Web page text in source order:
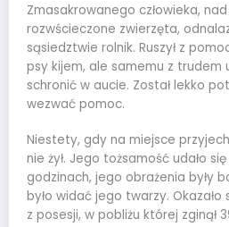
Zmasakrowanego człowieka,
rozwścieczone zwierzęta,
sąsiedztwie rolnik. Ruszył z
psy kijem, ale samemu z trudem
schronić w aucie. Został lekko
wezwać pomoc.
Niestety, gdy na miejsce
nie żył. Jego tożsamość udało
godzinach, jego obrażenia były
było widać jego twarzy. Okazało
z posesji, w pobliżu której zginął